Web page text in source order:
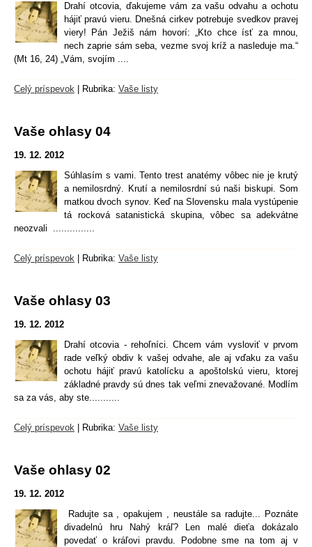
Drahí otcovia, ďakujeme vám za vašu odvahu a ochotu
hájiť pravú vieru. Dnešná cirkev potrebuje svedkov pravej
viery! Pán Ježiš nám hovorí: „Kto chce ísť za mnou,
nech zaprie sám seba, vezme svoj kríž a nasleduje ma.“
(Mt 16, 24) „Vám, svojím ....
Celý príspevok Rubrika: Vaše listy
Vaše ohlasy 04
19. 12. 2012
Súhlasím s vami. Tento trest anatémy vôbec nie je krutý
a nemilosrdný. Krutí a nemilosrdní sú naši biskupi. Som
matkou dvoch synov. Keď na Slovensku mala vystúpenie
tá rocková satanistická skupina, vôbec sa adekvátne
neozvali ...............
Celý príspevok Rubrika: Vaše listy
Vaše ohlasy 03
19. 12. 2012
Drahí otcovia - rehoľníci. Chcem vám vysloviť v prvom
rade veľký obdiv k vašej odvahe, ale aj vďaku za vašu
ochotu hájiť pravú katolícku a apoštolskú vieru, ktorej
základné pravdy sú dnes tak veľmi znevažované. Modlím
sa za vás, aby ste...........
Celý príspevok Rubrika: Vaše listy
Vaše ohlasy 02
19. 12. 2012
Radujte sa , opakujem , neustále sa radujte... Poznáte
divadelnú hru Nahý kráľ? Len malé dieťa dokázalo
povedať o kráľovi pravdu. Podobne sme na tom aj v